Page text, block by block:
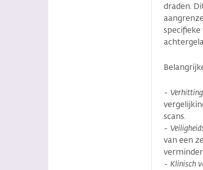
draden.
-
scans.
-
van een
- Klinisch